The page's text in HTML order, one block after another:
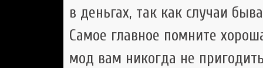
в деньгах, так как случаи
Самое главное помните
мод вам никогда не